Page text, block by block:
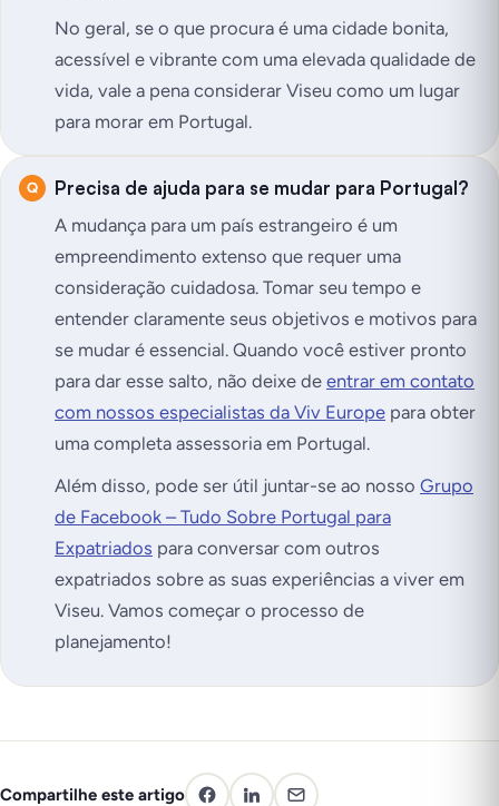
No geral, se o que procura é uma cidade bonita,
acessível e vibrante com uma elevada qualidade de
vida, vale a pena considerar Viseu como um lugar
para morar em Portugal.
Precisa de ajuda para se mudar para Portugal?
A mudança para um país estrangeiro é um
empreendimento extenso que requer uma
consideração cuidadosa. Tomar seu tempo e
entender claramente seus objetivos e motivos para
se mudar é essencial. Quando você estiver pronto
para dar esse salto, não deixe de entrar em contato
com nossos especialistas da Viv Europe para obter
uma completa assessoria em Portugal.
Além disso, pode ser útil juntar-se ao nosso Grupo
de Facebook – Tudo Sobre Portugal para
Expatriados para conversar com outros
expatriados sobre as suas experiências a viver em
Viseu. Vamos começar o processo de
planejamento!
Compartilhe este artigo